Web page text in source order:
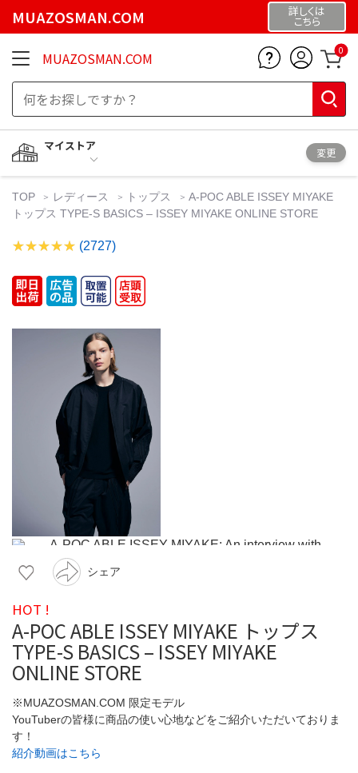
MUAZOSMAN.COM 詳しくは
こちら
MUAZOSMAN.COM 0
マイストア
変更
TOP レディース トップス
A-POC ABLE ISSEY MIYAKE
トップス TYPE-S BASICS – ISSEY MIYAKE ONLINE STORE
(2727)
シェア
HOT !
A-POC ABLE ISSEY MIYAKE トップス
TYPE-S BASICS – ISSEY MIYAKE
ONLINE STORE
※MUAZOSMAN.COM 限定モデル
YouTuberの皆様に商品の使い心地などをご紹介いただいておりま
す！
紹介動画はこちら